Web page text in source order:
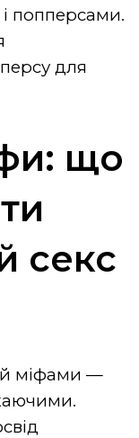
і попперсами.
для
що
секс
міфами —